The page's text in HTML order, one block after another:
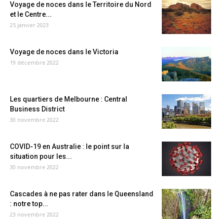
Voyage de noces dans le Territoire du Nord
et le Centre...
25 janvier 2023
Voyage de noces dans le Victoria
19 décembre 2022
Les quartiers de Melbourne : Central
Business District
30 novembre 2022
COVID-19 en Australie : le point sur la
situation pour les...
30 novembre 2022
Cascades à ne pas rater dans le Queensland
: notre top...
23 novembre 2022